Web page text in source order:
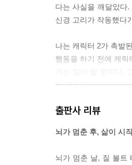
다는 사실을 깨달았다
신경 고리가 작동했다
나는 캐릭터 2가 촉발
행동을 하기 전에 캐
는 것이다.
측 띠이랑이 양쪽 반구
기 힘들어하는 것이다
출판사 리뷰
뇌가 멈춘 후, 삶이 시
뇌가 멈춘 날, 질 볼트